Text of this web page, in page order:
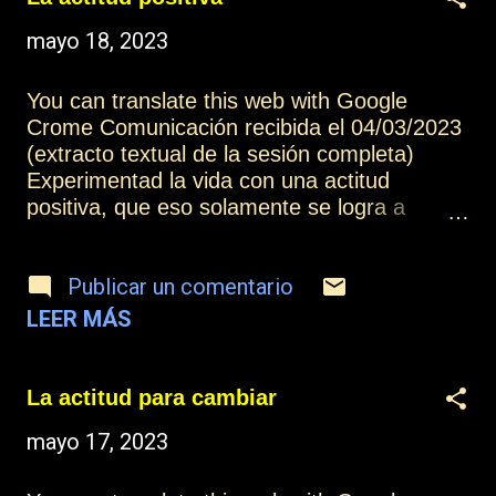
cada vez más luminosos, elevando nuestra
de felicidad con cada uno de los escalones
que vayamos subiendo. Más información:
Índice Contactar o suscribirse
mayo 18, 2023
You can translate this web with Google
Crome Comunicación recibida el 04/03/2023
(extracto textual de la sesión completa)
Experimentad la vida con una actitud
positiva, que eso solamente se logra a
desde un punto de vista de oportunidades y
no de problemas. Observad retos, no
sufrir. Observad leyes de causa y efecto[1],
todo esto, vais comprendiendo las leyes de
Publicar un comentario
LEER MÁS
La actitud para cambiar
mayo 17, 2023